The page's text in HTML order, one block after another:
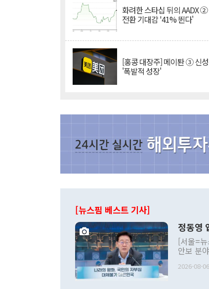
화려한 스타십 뒤의 AADX
전환 기대감 '41% 뛴다'
[홍콩 대장주] 메이퇀 ③ 신
'폭발적 성장'
[뉴스핌 베스트 기사]
정동영
[서울=
안보 분
발언 중
2026-08-